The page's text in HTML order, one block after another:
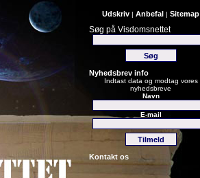
Udskriv | Anbefal | Sitemap
Søg på Visdomsnettet
Nyhedsbrev info
Indtast data og modtag vores
nyhedsbreve
Navn
E-mail
Kontakt os